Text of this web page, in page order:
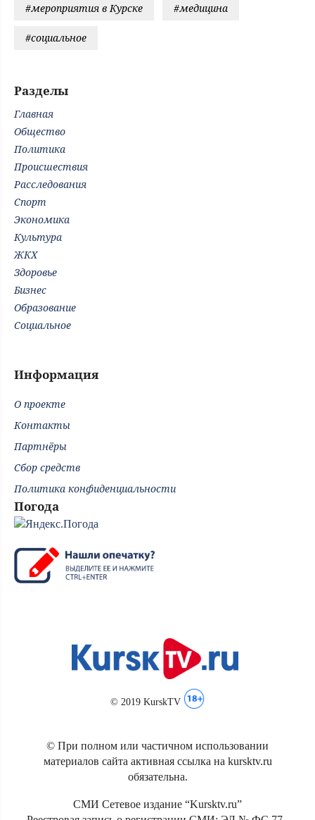
#мероприятия в Курске #медицина
#социальное
Разделы
Главная
Общество
Политика
Происшествия
Расследования
Спорт
Экономика
Культура
ЖКХ
Здоровье
Бизнес
Образование
Социальное
Информация
О проекте
Контакты
Партнёры
Сбор средств
Политика конфиденциальности
Погода
© 2019 KurskTV
© При полном или частичном использовании
материалов сайта активная ссылка на kursktv.ru
обязательна.
СМИ Сетевое издание “Kursktv.ru”